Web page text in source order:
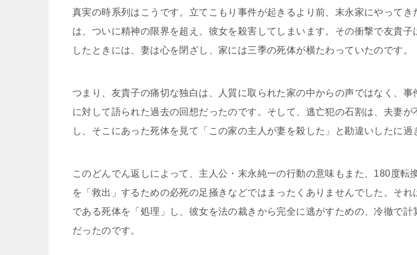
真実の時系列はこうです。立てこもり事件が起きるより前、末永家にやってき
は、ついに精神の限界を超え、彼女を殺害してしまいます。その衝撃で友貴子
したときには、妻は心を閉ざし、家には三季の死体が横たわっていたのです。
つまり、友貴子の痛切な独白は、人質に取られた家の中からの声ではなく、事
に対して語られた過去の回想だったのです。そして、逃亡犯の石割は、夫妻が
し、そこにあった死体を見て「この家の主人が妻を殺した」と勘違いしたに過
このどんでん返しによって、主人公・末永純一の行動の意味もまた、180度転
を「救出」するための必死の足掻きなどではまったくありませんでした。そ
である死体を「処理」し、彼女を法の裁きから完全に逃がすための、冷徹で計
だったのです。